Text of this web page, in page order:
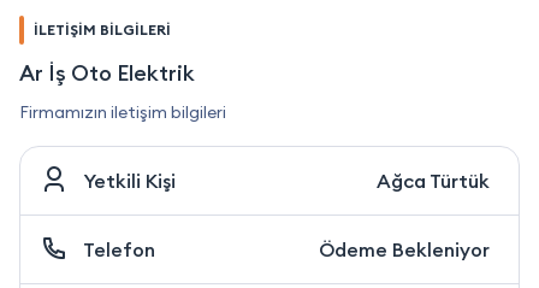
İLETİŞİM BİLGİLERİ
Ar İş Oto Elektrik
Firmamızın iletişim bilgileri
Yetkili Kişi Ağca Türtük
Telefon Ödeme Bekleniyor